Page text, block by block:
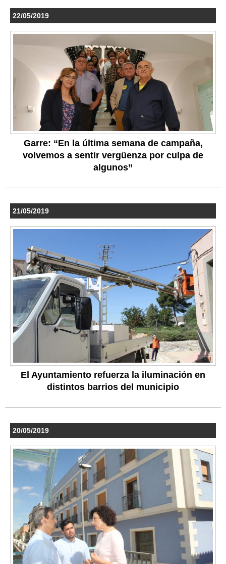
22/05/2019
Garre: “En la última semana de campaña,
volvemos a sentir vergüenza por culpa de
algunos”
21/05/2019
El Ayuntamiento refuerza la iluminación en
distintos barrios del municipio
20/05/2019